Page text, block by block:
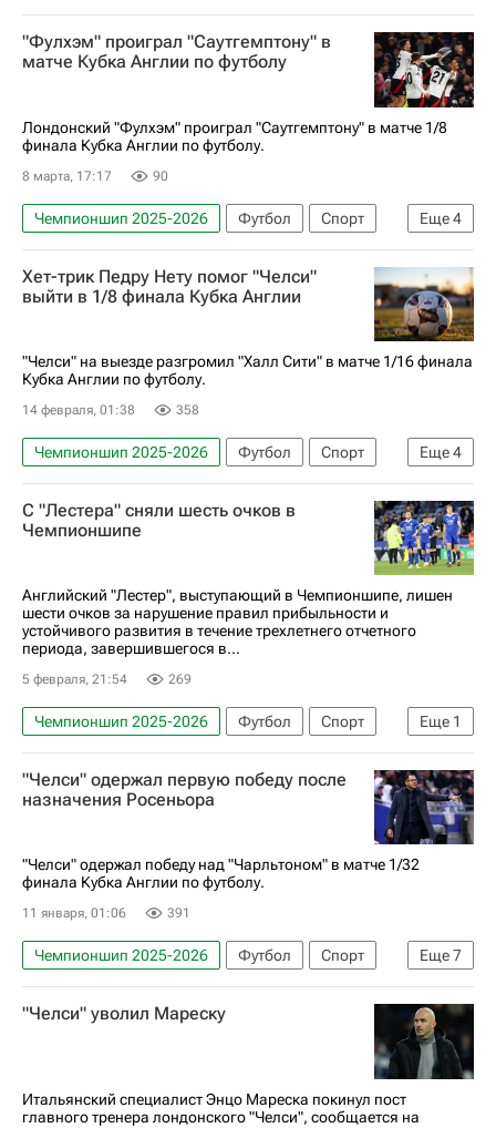
Бобби Томас Ковентри Сити
Челси
Эвертон
АПЛ 2026-2027 (Чемпионат Англии по футболу)
"Фулхэм" проиграл "Саутгемптону" в
матче Кубка Англии по футболу
Лондонский "Фулхэм" проиграл "Саутгемптону" в матче 1/8
финала Кубка Англии по футболу.
8 марта, 17:17 90
Еще4
Чемпионшип 2025-2026 Футбол
Спорт
АПЛ 2026-2027 (Чемпионат Англии по футболу)
Саутгемптон
Фулхэм Кубок Англии
Хет-трик Педру Нету помог "Челси"
выйти в 1/8 финала Кубка Англии
"Челси" на выезде разгромил "Халл Сити" в матче 1/16 финала
Кубка Англии по футболу.
14 февраля, 01:38 358
Еще4
Чемпионшип 2025-2026 Футбол
Спорт
Англия
Педру Нету Челси Халл Сити
С "Лестера" сняли шесть очков в
Чемпионшипе
Английский "Лестер", выступающий в Чемпионшипе, лишен
шести очков за нарушение правил прибыльности и
устойчивого развития в течение трехлетнего отчетного
периода, завершившегося в...
5 февраля, 21:54 269
Еще 1
Чемпионшип 2025-2026 Футбол
Спорт
Лестер Сити
"Челси" одержал первую победу после
назначения Росеньора
"Челси" одержал победу над "Чарльтоном" в матче 1/32
финала Кубка Англии по футболу.
11 января, 01:06 391
Еще7
Чемпионшип 2025-2026 Футбол
Спорт
Англия
Педру Нету
Лондон
Энцо Фернандес
Лиам Росеньор
"Челси" уволил Мареску
Итальянский специалист Энцо Мареска покинул пост
главного тренера лондонского "Челси", сообщается на